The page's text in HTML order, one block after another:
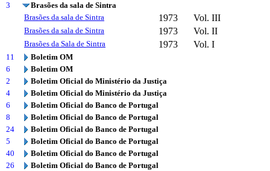
3
Brasões da sala de Sintra
Brasões da sala de Sintra
1973 Vol. III
Brasões da sala de Sintra 1973 Vol. II
Brasões da Sala de Sintra 1973 Vol. I
11
Boletim OM
6
Boletim OM
2
Boletim Oficial do Ministério da Justiça
4
Boletim Oficial do Ministério da Justiça
6
Boletim Oficial do Banco de Portugal
8
Boletim Oficial do Banco de Portugal
24
Boletim Oficial do Banco de Portugal
5
Boletim Oficial do Banco de Portugal
40
Boletim Oficial do Banco de Portugal
26
Boletim Oficial do Banco de Portugal